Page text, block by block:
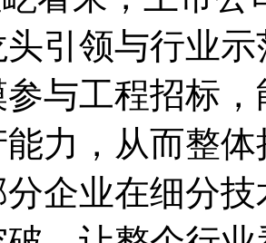
引领与行业
与工程招标
力，从而整
企业在细分